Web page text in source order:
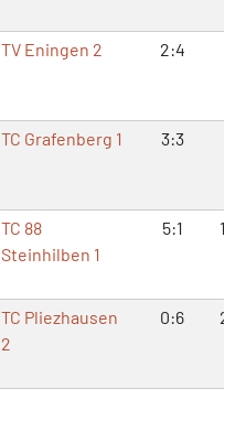
TV Eningen 2 2:4
TC Grafenberg 1 3:3
TC 88
Steinhilben 1
5:1
TC Pliezhausen
2
0:6